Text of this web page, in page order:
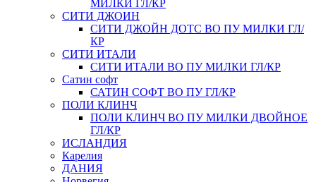
МИЛКИ ГЛ/КР
СИТИ ДЖОИН
СИТИ ДЖОЙН ДОТС ВО ПУ МИЛКИ ГЛ/
КР
СИТИ ИТАЛИ
СИТИ ИТАЛИ ВО ПУ МИЛКИ ГЛ/КР
Сатин софт
САТИН СОФТ ВО ПУ ГЛ/КР
ПОЛИ КЛИНЧ
ПОЛИ КЛИНЧ ВО ПУ МИЛКИ ДВОЙНОЕ
ГЛ/КР
ИСЛАНДИЯ
Карелия
ДАНИЯ